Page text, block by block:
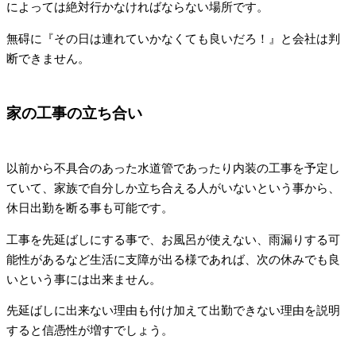
によっては絶対行かなければならない場所です。
無碍に『その日は連れていかなくても良いだろ！』と会社は判
断できません。
家の工事の立ち合い
以前から不具合のあった水道管であったり内装の工事を予定し
ていて、家族で自分しか立ち合える人がいないという事から、
休日出勤を断る事も可能です。
工事を先延ばしにする事で、お風呂が使えない、雨漏りする可
能性があるなど生活に支障が出る様であれば、次の休みでも良
いという事には出来ません。
先延ばしに出来ない理由も付け加えて出勤できない理由を説明
すると信憑性が増すでしょう。